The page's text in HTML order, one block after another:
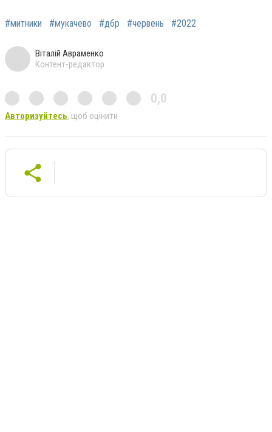
#митники #мукачево #дбр #червень #2022
Віталій Авраменко
Контент-редактор
0,0
Авторизуйтесь, щоб оцінити